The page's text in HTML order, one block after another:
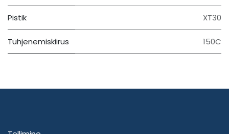
Pistik XT30
Tühjenemiskiirus 150C